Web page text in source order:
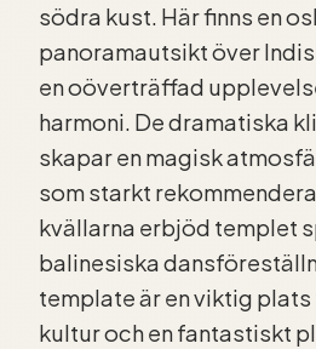
södra kust. Här finns en
panoramautsikt över
en oöverträffad
harmoni. De dramatiska
skapar en magisk
som starkt
kvällarna erbjöd templet
balinesiska
template är en viktig
kultur och en fantastiskt